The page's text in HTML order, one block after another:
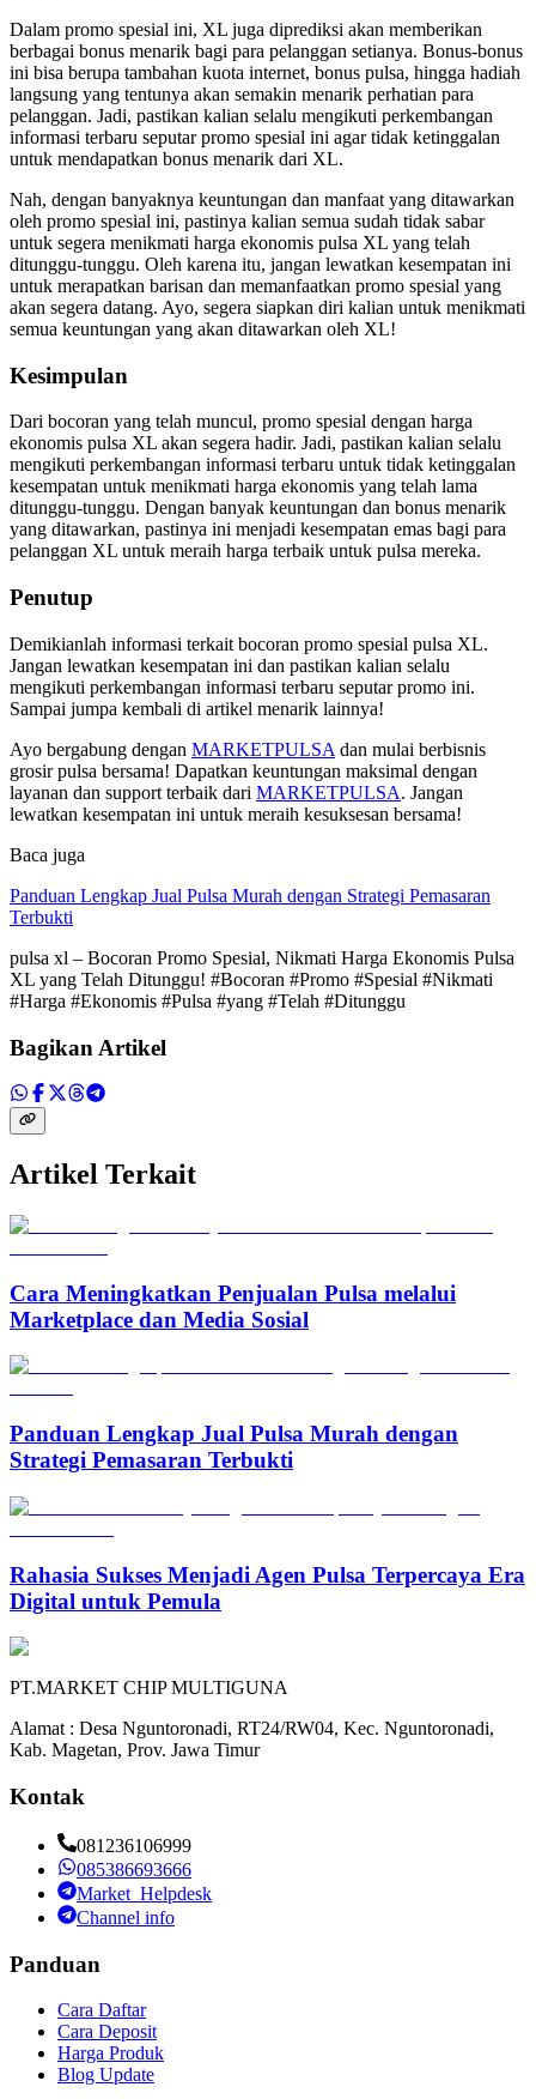
Dalam promo spesial ini, XL juga diprediksi akan memberikan
berbagai bonus menarik bagi para pelanggan setianya. Bonus-bonus
ini bisa berupa tambahan kuota internet, bonus pulsa, hingga hadiah
langsung yang tentunya akan semakin menarik perhatian para
pelanggan. Jadi, pastikan kalian selalu mengikuti perkembangan
informasi terbaru seputar promo spesial ini agar tidak ketinggalan
untuk mendapatkan bonus menarik dari XL.
Nah, dengan banyaknya keuntungan dan manfaat yang ditawarkan
oleh promo spesial ini, pastinya kalian semua sudah tidak sabar
untuk segera menikmati harga ekonomis pulsa XL yang telah
ditunggu-tunggu. Oleh karena itu, jangan lewatkan kesempatan ini
untuk merapatkan barisan dan memanfaatkan promo spesial yang
akan segera datang. Ayo, segera siapkan diri kalian untuk menikmati
semua keuntungan yang akan ditawarkan oleh XL!
Kesimpulan
Dari bocoran yang telah muncul, promo spesial dengan harga
ekonomis pulsa XL akan segera hadir. Jadi, pastikan kalian selalu
mengikuti perkembangan informasi terbaru untuk tidak ketinggalan
kesempatan untuk menikmati harga ekonomis yang telah lama
ditunggu-tunggu. Dengan banyak keuntungan dan bonus menarik
yang ditawarkan, pastinya ini menjadi kesempatan emas bagi para
pelanggan XL untuk meraih harga terbaik untuk pulsa mereka.
Penutup
Demikianlah informasi terkait bocoran promo spesial pulsa XL.
Jangan lewatkan kesempatan ini dan pastikan kalian selalu
mengikuti perkembangan informasi terbaru seputar promo ini.
Sampai jumpa kembali di artikel menarik lainnya!
Ayo bergabung dengan MARKETPULSA dan mulai berbisnis
grosir pulsa bersama! Dapatkan keuntungan maksimal dengan
layanan dan support terbaik dari MARKETPULSA. Jangan
lewatkan kesempatan ini untuk meraih kesuksesan bersama!
Baca juga
Panduan Lengkap Jual Pulsa Murah dengan Strategi Pemasaran
Terbukti
pulsa xl – Bocoran Promo Spesial, Nikmati Harga Ekonomis Pulsa
XL yang Telah Ditunggu! #Bocoran #Promo #Spesial #Nikmati
#Harga #Ekonomis #Pulsa #yang #Telah #Ditunggu
Bagikan Artikel
Artikel Terkait
Cara Meningkatkan Penjualan Pulsa melalui
Marketplace dan Media Sosial
Panduan Lengkap Jual Pulsa Murah dengan
Strategi Pemasaran Terbukti
Rahasia Sukses Menjadi Agen Pulsa Terpercaya Era
Digital untuk Pemula
PT.MARKET CHIP MULTIGUNA
Alamat : Desa Nguntoronadi, RT24/RW04, Kec. Nguntoronadi,
Kab. Magetan, Prov. Jawa Timur
Kontak
081236106999
085386693666
Market_Helpdesk
Channel info
Panduan
Cara Daftar
Cara Deposit
Harga Produk
Blog Update